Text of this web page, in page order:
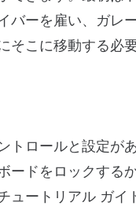
バーを雇い、ガレ
そこに移動する必
トロールと設定が
ードをロックする
ュートリアル ガ